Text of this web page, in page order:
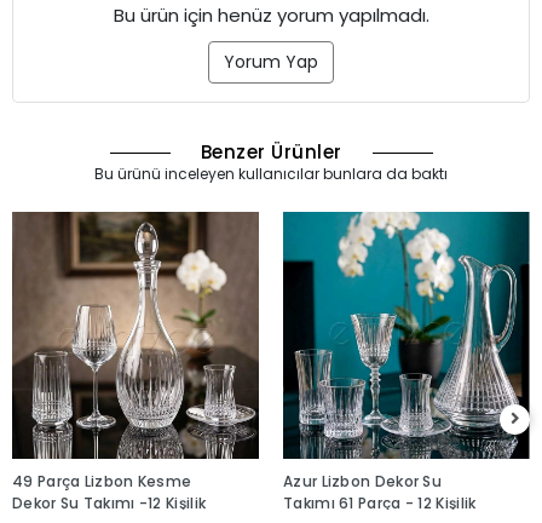
Bu ürün için henüz yorum yapılmadı.
Yorum Yap
Benzer Ürünler
Bu ürünü inceleyen kullanıcılar bunlara da baktı
49 Parça Lizbon Kesme
Dekor Su Takımı -12 Kişilik
Azur Lizbon Dekor Su
Takımı 61 Parça - 12 Kişilik